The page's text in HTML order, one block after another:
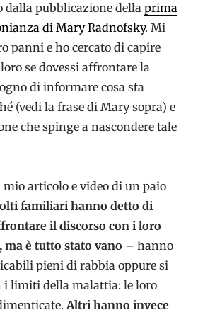
pubblicazione della prima
di Mary Radnofsky. Mi
panni e ho cercato di capire
se dovessi affrontare la
di informare cosa sta
(vedi la frase di Mary sopra) e
che spinge a nascondere tale
articolo e video di un paio
familiari hanno detto di
il discorso con i loro
ma è tutto stato vano – hanno
pieni di rabbia oppure si
i limiti della malattia: le loro
Altri hanno invece